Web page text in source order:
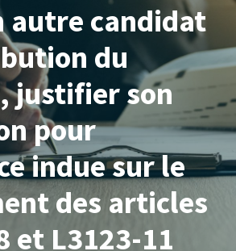
autre candidat
du
justifier son
pour
indue sur le
des articles
et L3123-11